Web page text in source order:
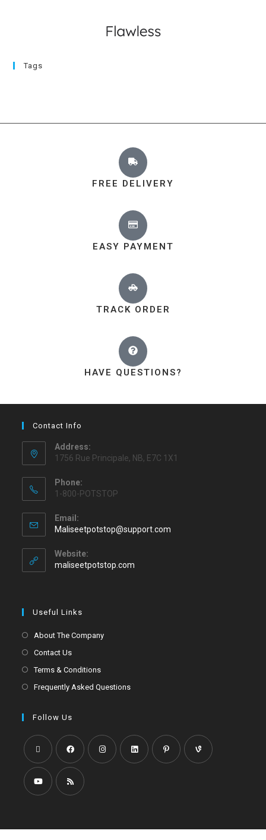
Tags
FREE DELIVERY
EASY PAYMENT
TRACK ORDER
HAVE QUESTIONS?
Contact Info
Address:
1756 Rue Principale, NB, E7C 1X1
Phone:
1-800-POTSTOP
Email:
Maliseetpotstop@support.com
Website:
maliseetpotstop.com
Useful Links
About The Company
Contact Us
Terms & Conditions
Frequently Asked Questions
Follow Us